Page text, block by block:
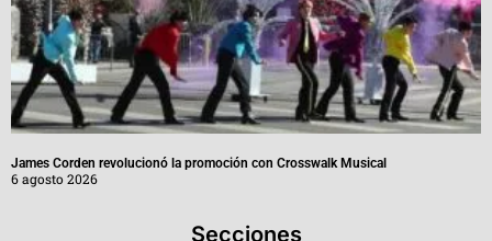
James Corden revolucionó la promoción con Crosswalk Musical
6 agosto 2026
Secciones